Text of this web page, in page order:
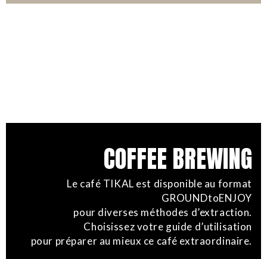
COFFEE BREWING
Le café TIKAL est disponible au format
GROUNDtoENJOY
pour diverses méthodes d’extraction.
Choisissez votre guide d’utilisation
pour préparer au mieux ce café extraordinaire.